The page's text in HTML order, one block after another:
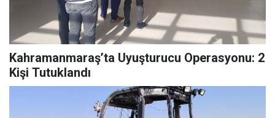
Kahramanmaraş’ta Uyuşturucu Operasyonu: 2
Kişi Tutuklandı